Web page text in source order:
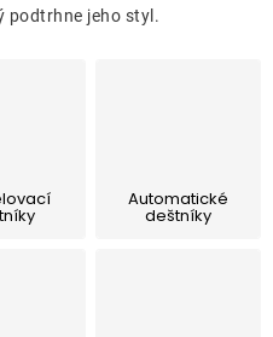
podtrhne jeho styl.
Automatické
deštníky